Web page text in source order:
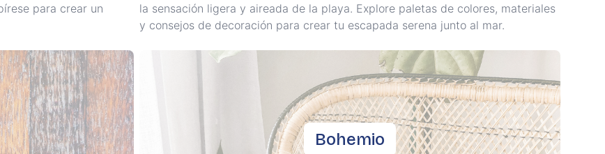
para crear un
la sensación ligera y aireada de la playa. Explore paletas de colores, materiales
y consejos de decoración para crear tu escapada serena junto al mar.
Bohemio